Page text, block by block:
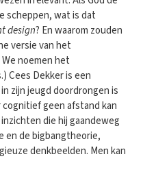
scheppen, wat is dat
design? En waarom zouden
versie van het
noemen het
Cees Dekker is een
zijn jeugd doordrongen is
geen afstand kan
die hij gaandeweg
en de bigbangtheorie,
denkbeelden. Men kan